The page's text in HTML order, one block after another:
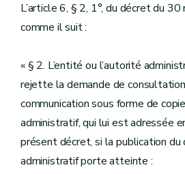
L’article 6, § 2, 1°, du décret du
comme il suit :
« § 2. L’entité ou l’autorité
rejette la demande de
communication sous forme de
administratif, qui lui est adressée
présent décret, si la publication du
administratif porte atteinte :